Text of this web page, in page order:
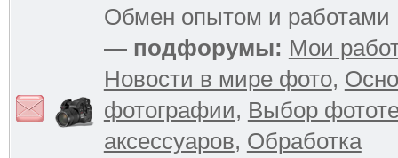
Обмен опытом и работами
— подфорумы: Мои
Новости в мире фото,
фотографии, Выбор
аксессуаров, Обработка